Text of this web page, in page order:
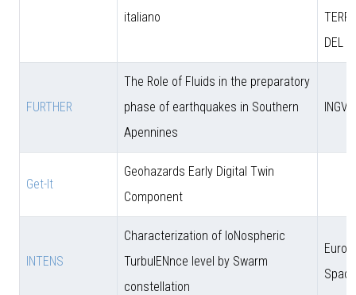
italiano
DEL
FURTHER
The Role of Fluids in the preparatory
phase of earthquakes in Southern
Apennines
INGV
Get-It
Geohazards Early Digital Twin
Component
INTENS
Characterization of IoNospheric
TurbulENnce level by Swarm
constellation